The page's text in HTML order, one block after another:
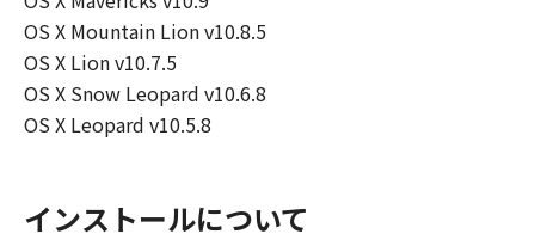
OS X Mountain Lion v10.8.5
OS X Lion v10.7.5
OS X Snow Leopard v10.6.8
OS X Leopard v10.5.8
インストールについて